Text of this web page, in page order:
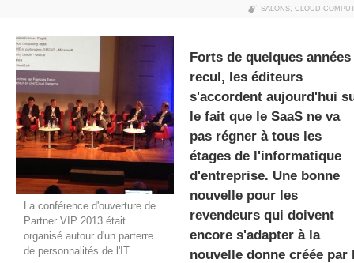
gratuite
SALONS, CLOUD
La conférence d'ouverture de
Partner VIP 2013 était
organisé autour d'un parterre
de personnalités de l'IT
Forts de quelques années
recul, les éditeurs
s'accordent aujourd'hui
le fait que le SaaS ne va
pas régner à tous les
étages de l'informatique
d'entreprise. Une bonne
nouvelle pour les
revendeurs qui doivent
encore s'adapter à la
nouvelle donne créée par